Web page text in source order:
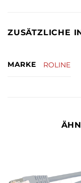
ZUSÄTZLICHE
MARKE ROLINE